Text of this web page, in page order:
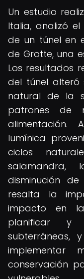
Un estudio
Italia, analizó
de un túnel en
de Grotte, una
Los resultados
del túnel alteró
natural de la
patrones de
alimentación.
lumínica
ciclos
disminución
resalta la
impacto en
planificar y
subterráneas,
implementar
conservación